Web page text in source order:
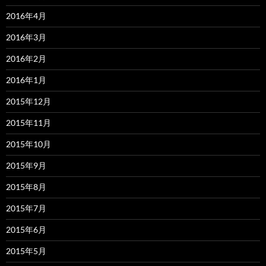
2016年4月
2016年3月
2016年2月
2016年1月
2015年12月
2015年11月
2015年10月
2015年9月
2015年8月
2015年7月
2015年6月
2015年5月